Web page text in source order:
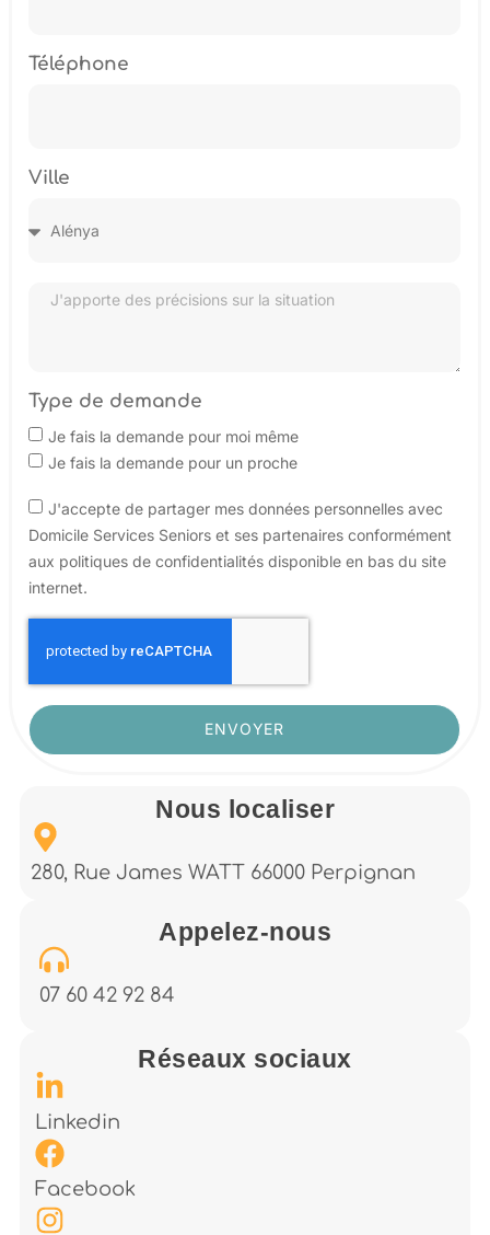
Téléphone
Ville
Type de demande
Je fais la demande pour moi même
Je fais la demande pour un proche
J'accepte de partager mes données personnelles avec
Domicile Services Seniors et ses partenaires conformément
aux politiques de confidentialités disponible en bas du site
internet.
ENVOYER
Nous localiser
280, Rue James WATT 66000 Perpignan
Appelez-nous
07 60 42 92 84
Réseaux sociaux
Linkedin
Facebook